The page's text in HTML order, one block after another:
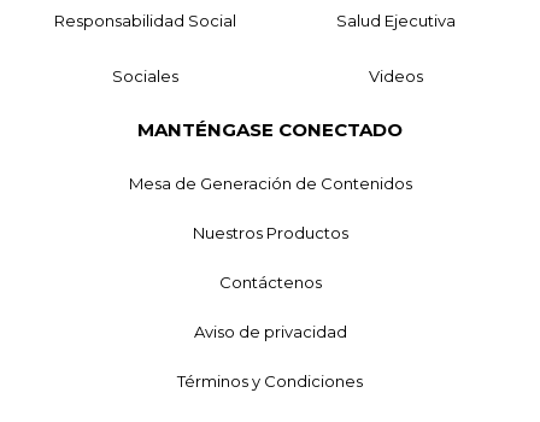
Responsabilidad Social Salud Ejecutiva
Sociales Videos
MANTÉNGASE CONECTADO
Mesa de Generación de Contenidos
Nuestros Productos
Contáctenos
Aviso de privacidad
Términos y Condiciones